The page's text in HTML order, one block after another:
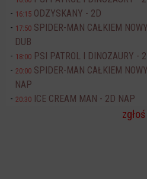
16:15 ODZYSKANY - 2D
17:50 SPIDER-MAN CAŁKIEM
DUB
18:00 PSI PATROL I DINOZAURY -
20:00 SPIDER-MAN CAŁKIEM
NAP
20:30 ICE CREAM MAN - 2D NAP